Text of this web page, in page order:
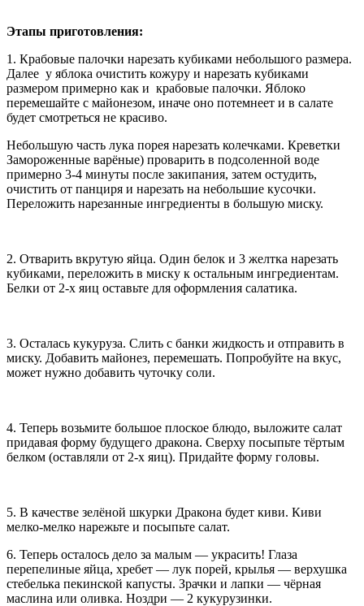
Этапы приготовления:
1. Крабовые палочки нарезать кубиками небольшого размера.
Далее у яблока очистить кожуру и нарезать кубиками
размером примерно как и крабовые палочки. Яблоко
перемешайте с майонезом, иначе оно потемнеет и в салате
будет смотреться не красиво.
Небольшую часть лука порея нарезать колечками. Креветки
Замороженные варёные) проварить в подсоленной воде
примерно 3-4 минуты после закипания, затем остудить,
очистить от панциря и нарезать на небольшие кусочки.
Переложить нарезанные ингредиенты в большую миску.
2. Отварить вкрутую яйца. Один белок и 3 желтка нарезать
кубиками, переложить в миску к остальным ингредиентам.
Белки от 2-х яиц оставьте для оформления салатика.
3. Осталась кукуруза. Слить с банки жидкость и отправить в
миску. Добавить майонез, перемешать. Попробуйте на вкус,
может нужно добавить чуточку соли.
4. Теперь возьмите большое плоское блюдо, выложите салат
придавая форму будущего дракона. Сверху посыпьте тёртым
белком (оставляли от 2-х яиц). Придайте форму головы.
5. В качестве зелёной шкурки Дракона будет киви. Киви
мелко-мелко нарежьте и посыпьте салат.
6. Теперь осталось дело за малым — украсить! Глаза
перепелиные яйца, хребет — лук порей, крылья — верхушка
стебелька пекинской капусты. Зрачки и лапки — чёрная
маслина или оливка. Ноздри — 2 кукурузинки.